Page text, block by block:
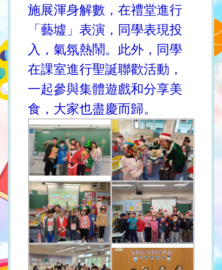
施展渾身解數，在禮堂進行
「藝墟」表演，同學表現投
入，氣氛熱鬧。此外，同學
在課室進行聖誕聯歡活動，
一起參與集體遊戲和分享美
食，大家也盡慶而歸。